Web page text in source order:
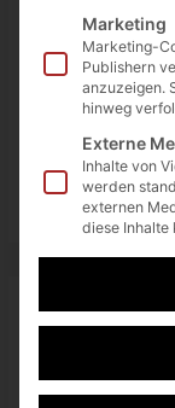
twittern
Marketing
Marketing-
Publishern
anzuzeigen.
hinweg
Externe
Inhalte von
werden
externen
diese Inhalte